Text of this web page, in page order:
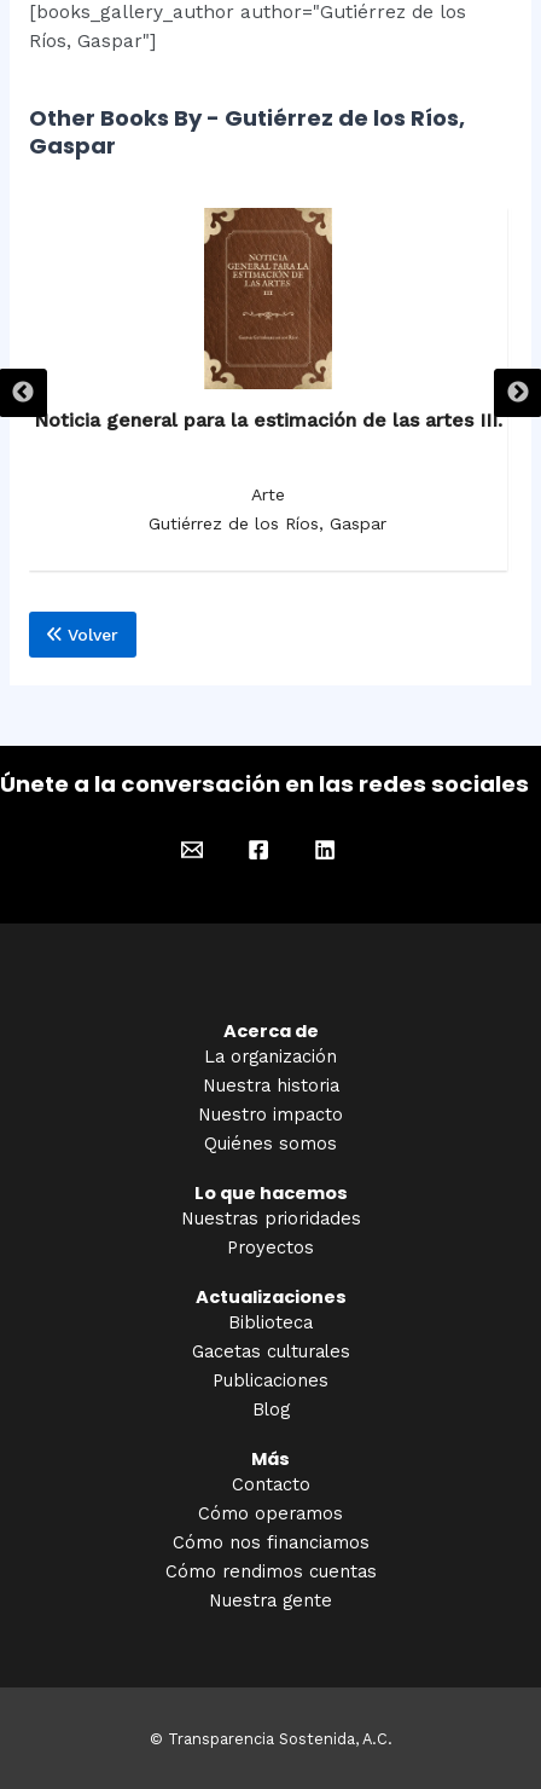
[books_gallery_author author="Gutiérrez de los
Ríos, Gaspar"]
Other Books By - Gutiérrez de los Ríos,
Gaspar
Noticia general para la estimación de las artes III.
Arte
Gutiérrez de los Ríos, Gaspar
Volver
Únete a la conversación en las redes sociales
Acerca de
La organización
Nuestra historia
Nuestro impacto
Quiénes somos
Lo que hacemos
Nuestras prioridades
Proyectos
Actualizaciones
Biblioteca
Gacetas culturales
Publicaciones
Blog
Más
Contacto
Cómo operamos
Cómo nos financiamos
Cómo rendimos cuentas
Nuestra gente
© Transparencia Sostenida, A.C.